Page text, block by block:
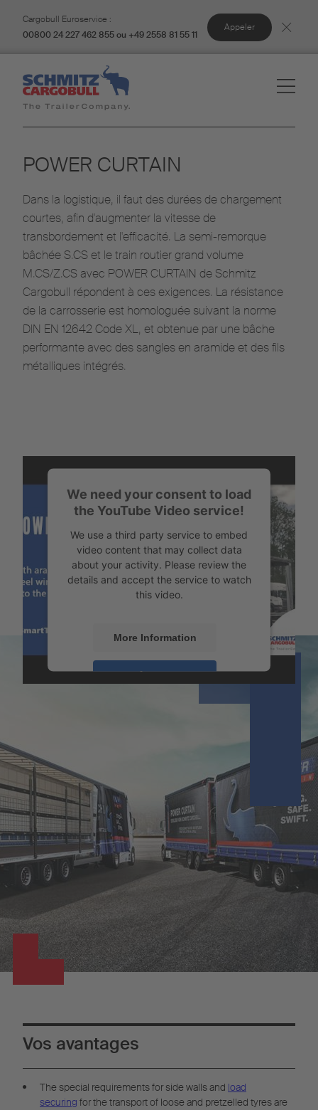
Cargobull Euroservice :
00800 24 227 462 855 ou +49 2558 81 55 11
Appeler
POWER CURTAIN
Dans la logistique, il faut des durées de chargement
courtes, afin d'augmenter la vitesse de
transbordement et l'efficacité. La semi-remorque
bâchée S.CS et le train routier grand volume
M.CS/Z.CS avec POWER CURTAIN de Schmitz
Cargobull répondent à ces exigences. La résistance
de la carrosserie est homologuée suivant la norme
DIN EN 12642 Code XL, et obtenue par une bâche
performante avec des sangles en aramide et des fils
métalliques intégrés.
We need your consent to load
the YouTube Video service!
We use a third party service to embed
video content that may collect data
about your activity. Please review the
details and accept the service to watch
this video.
More Information
Accept
Vos avantages
The special requirements for side walls and load
securing for the transport of loose and pretzelled tyres are